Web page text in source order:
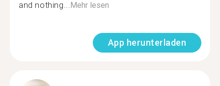
and nothing...Mehr lesen
App herunterladen